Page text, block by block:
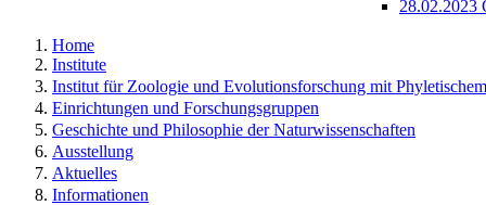
28.02.2023
Home
Institute
Institut für Zoologie und Evolutionsforschung mit
Einrichtungen und Forschungsgruppen
Geschichte und Philosophie der Naturwissenschaften
Ausstellung
Aktuelles
Informationen